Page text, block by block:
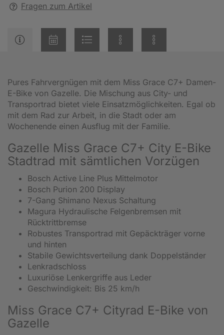
Fragen zum Artikel
Pures Fahrvergnügen mit dem Miss Grace C7+ Damen-
E-Bike von Gazelle. Die Mischung aus City- und
Transportrad bietet viele Einsatzmöglichkeiten. Egal ob
mit dem Rad zur Arbeit, in die Stadt oder am
Wochenende einen Ausflug mit der Familie.
Gazelle Miss Grace C7+ City E-Bike
Stadtrad mit sämtlichen Vorzügen
Bosch Active Line Plus Mittelmotor
Bosch Purion 200 Display
7-Gang Shimano Nexus Schaltung
Magura Hydraulische Felgenbremsen mit
Rücktrittbremse
Robustes Transportrad mit Gepäckträger vorne
und hinten
Stabile Gewichtsverteilung dank Doppelständer
Lenkradschloss
Luxuriöse Lenkergriffe aus Leder
Geschwindigkeit: Bis 25 km/h
Miss Grace C7+ Cityrad E-Bike von
Gazelle